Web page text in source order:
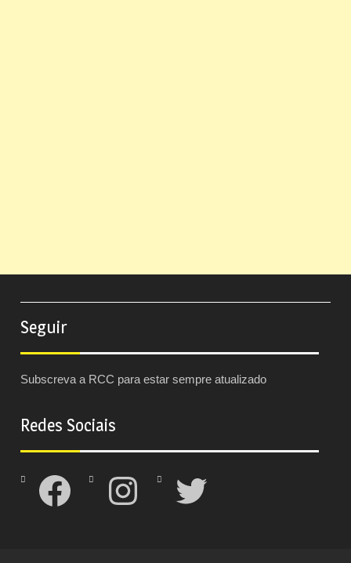
Seguir
Subscreva a RCC para estar sempre atualizado
Redes Sociais
Facebook Instagram Twitter